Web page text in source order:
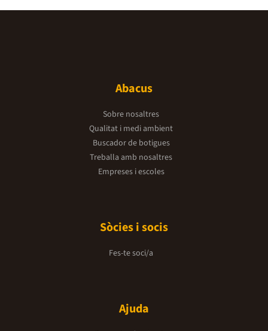
Abacus
Sobre nosaltres
Qualitat i medi ambient
Buscador de botigues
Treballa amb nosaltres
Empreses i escoles
Sòcies i socis
Fes-te soci/a
Ajuda